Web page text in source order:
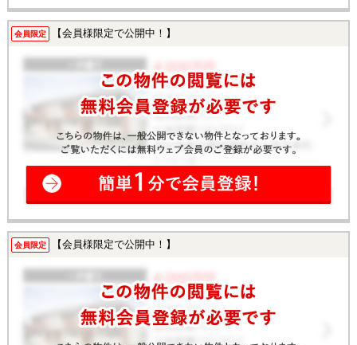
会員限定 【会員様限定で公開中！】
会員限定 【会員様限定で公開中！】